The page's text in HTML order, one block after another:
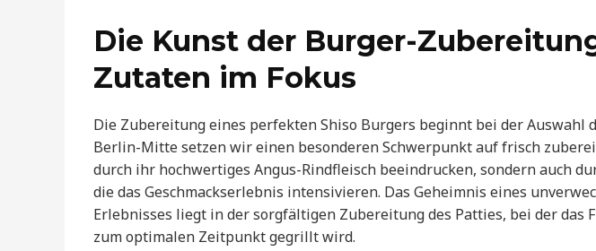
Die Kunst der Burger-
Zutaten im Fokus
Die Zubereitung eines perfekten Shiso Burgers beginnt bei der Auswahl
Berlin-Mitte setzen wir einen besonderen Schwerpunkt auf frisch
durch ihr hochwertiges Angus-Rindfleisch beeindrucken, sondern auch
die das Geschmackserlebnis intensivieren. Das Geheimnis eines
Erlebnisses liegt in der sorgfältigen Zubereitung des Patties, bei der das
zum optimalen Zeitpunkt gegrillt wird.